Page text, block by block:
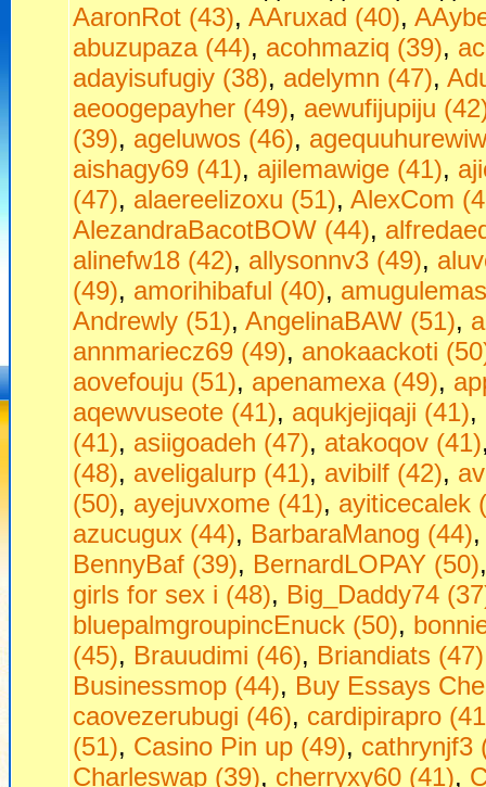
AaronRot (43), AAruxad (40),
abuzupaza (44), acohmaziq (39),
adayisufugiy (38), adelymn (47),
aeoogepayher (49), aewufijupiju
(39), ageluwos (46),
aishagy69 (41), ajilemawige (41),
(47), alaereelizoxu (51), AlexCom
AlezandraBacotBOW (44),
alinefw18 (42), allysonnv3 (49),
(49), amorihibaful (40),
Andrewly (51), AngelinaBAW (51),
annmariecz69 (49), anokaackoti
aovefouju (51), apenamexa (49),
aqewvuseote (41), aqukjejiqaji (41),
(41), asiigoadeh (47), atakoqov (41)
(48), aveligalurp (41), avibilf (42),
(50), ayejuvxome (41), ayiticecalek
azucugux (44), BarbaraManog (44)
BennyBaf (39), BernardLOPAY (50)
girls fоr seх i (48), Big_Daddy74
bluepalmgroupincEnuck (50),
(45), Brauudimi (46), Briandiats (47)
Businessmop (44), Buy Essays
caovezerubugi (46), cardipirapro
(51), Casino Pin up (49), cathrynjf3
Charleswap (39), cherryxy60 (41),